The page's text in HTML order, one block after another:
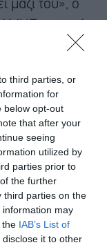
third parties, or
for
below opt-out
that after your
seeing
utilized by
parties prior to
the further
third parties on the
information may
the IAB’s List of
it to other
μαζί του», ο
και
την Ελλάδα
στη
Κύπρου.
θα καλυφθεί
δεν θα
οποίους, με